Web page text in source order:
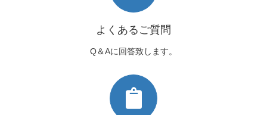
よくあるご質問
Q＆Aに回答致します。